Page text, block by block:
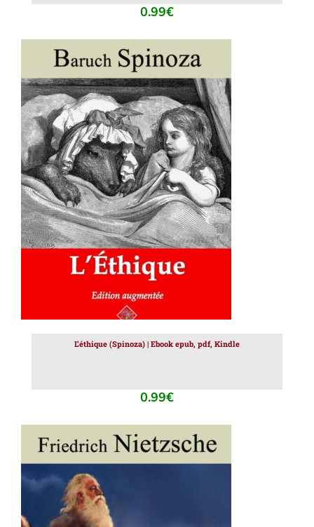
0.99€
AJOUTER AU PANIER / DÉTAILS
L’éthique (Spinoza) | Ebook epub, pdf, Kindle
0.99€